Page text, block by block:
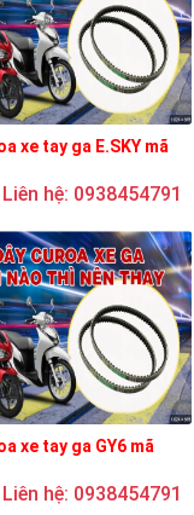
xe tay ga E.SKY mã
Liên hệ: 0938454791
xe tay ga GY6 mã
Liên hệ: 0938454791